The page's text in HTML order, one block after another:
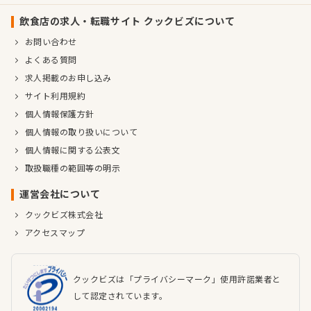
飲食店の求人・転職サイト クックビズについて
お問い合わせ
よくある質問
求人掲載のお申し込み
サイト利用規約
個人情報保護方針
個人情報の取り扱いについて
個人情報に関する公表文
取扱職種の範囲等の明示
運営会社について
クックビズ株式会社
アクセスマップ
クックビズは「プライバシーマーク」使用許諾業者と
して認定されています。